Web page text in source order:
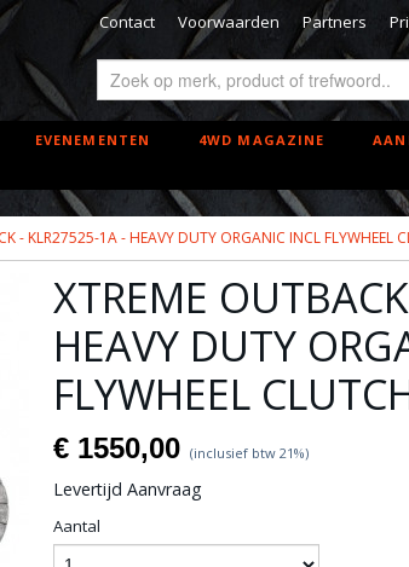
Contact Voorwaarden Partners
EVENEMENTEN 4WD MAGAZINE
- KLR27525-1A - HEAVY DUTY ORGANIC INCL FLYWHEEL
XTREME
HEAVY DUTY
FLYWHEEL
€ 1550,00 (inclusief btw 21%)
Levertijd Aanvraag
Aantal